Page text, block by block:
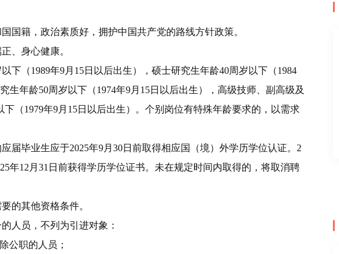
国籍，政治素质好，拥护中国共产党的路线方针政策。
、身心健康。
以下（1989年9月 15日以后出生），硕士研究生年龄40周岁以下（1984
生年龄50周岁以下（1974年9月 15日以后出生），高级技师、副高级及
下（1979年9月 15日以后出生）。个别岗位有特殊年龄要求的，以需求
届毕业生应于2025年9月 30日前取得相应国（境）外学历学位认证。 2
年12 月 31 日前获得学历学位证书。未在规定时间内取得的，将取消聘
的其他资格条件。
人员，不列为引进对象：
公职的人员；